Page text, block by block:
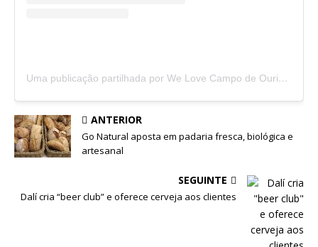
Uma publicação partilhada por We Love Campo de Ourique (@welovecampodeourique)
ANTERIOR
Go Natural aposta em padaria fresca, biológica e
artesanal
SEGUINTE
Dalí cria “beer club” e oferece cerveja aos clientes